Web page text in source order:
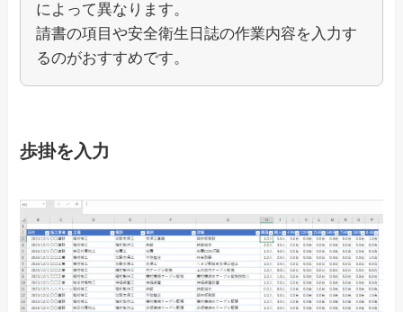
によって異なります。
請書の項目や安全衛生日誌の作業内容を入力す
るのがおすすめです。
歩掛を入力